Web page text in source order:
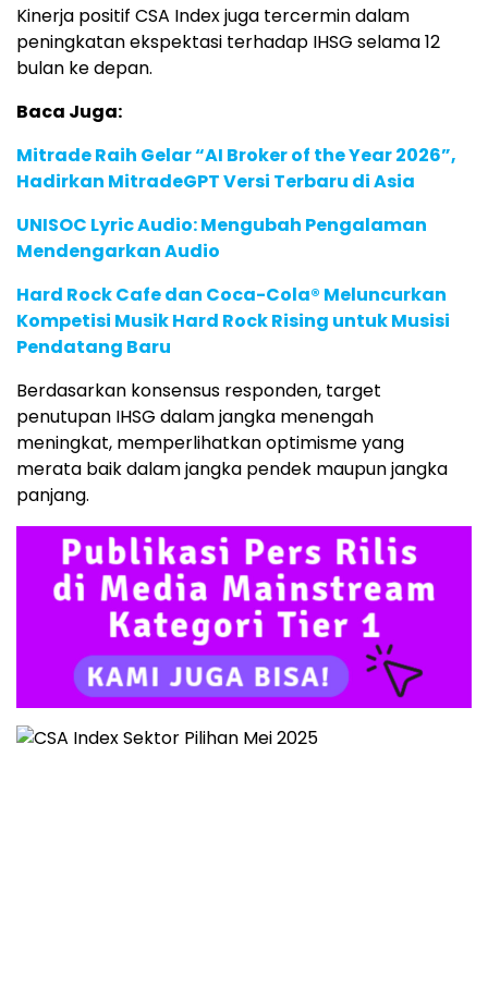
Kinerja positif CSA Indexjuga tercermindalam
peningkatanekspektasi terhadap IHSG selama12
bulan kedepan.
Baca Juga:
Mitrade Raih Gelar “AI Broker of the Year 2026”,
Hadirkan MitradeGPT Versi Terbaru di Asia
UNISOC Lyric Audio: Mengubah Pengalaman
Mendengarkan Audio
Hard Rock Cafe dan Coca-Cola® Meluncurkan
Kompetisi Musik Hard Rock Rising untuk Musisi
Pendatang Baru
Berdasarkan konsensus responden, target
penutupan IHSG dalamjangka menengah
meningkat, memperlihatkanoptimismeyang
merata baikdalamjangka pendek maupunjangka
panjang.